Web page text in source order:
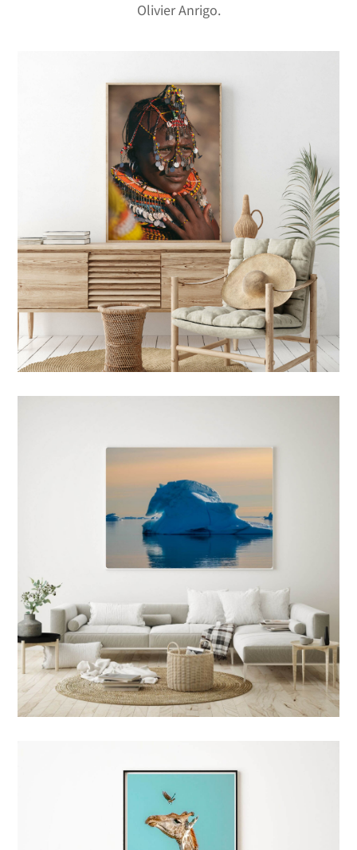
Olivier Anrigo.
7 FORMATS POSSIBLES